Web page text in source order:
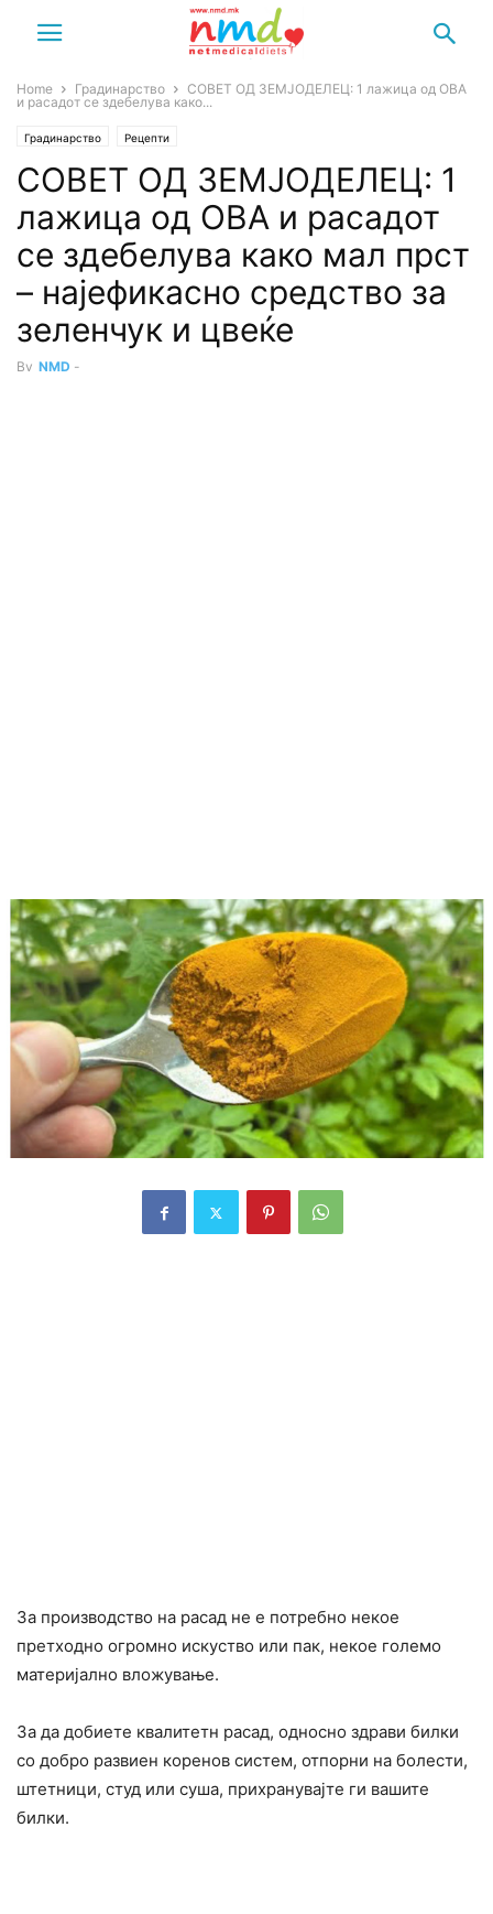
Home Градинарство
СОВЕТ ОД ЗЕМЈОДЕЛЕЦ: 1 лажица од ОВА
и расадот се здебелува како...
Градинарство Рецепти
СОВЕТ ОД ЗЕМЈОДЕЛЕЦ: 1
лажица од ОВА и расадот
се здебелува како мал прст
– најефикасно средство за
зеленчук и цвеќе
By NMD -
За производство на расад не е потребно некое
претходно огромно искуство или пак, некое големо
материјално вложување.
За да добиете квалитетн расад, односно здрави билки
со добро развиен коренов систем, отпорни на болести,
штетници, студ или суша, прихранувајте ги вашите
билки.